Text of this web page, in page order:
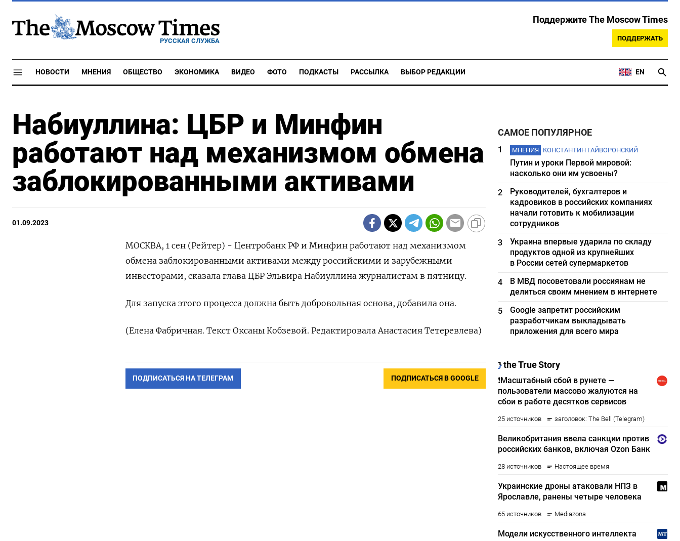
РУССКАЯ СЛУЖБА
Поддержите The Moscow Times
ПОДДЕРЖАТЬ
НОВОСТИ МНЕНИЯ ОБЩЕСТВО ЭКОНОМИКА ВИДЕО ФОТО ПОДКАСТЫ РАССЫЛКА ВЫБОР РЕДАКЦИИ EN
Набиуллина: ЦБР и Минфин
работают над механизмом обмена
заблокированными активами
01.09.2023
МОСКВА, 1 сен (Рейтер) - Центробанк РФ и Минфин работают над механизмом
обмена заблокированными активами между российскими и зарубежными
инвесторами, сказала глава ЦБР Эльвира Набиуллина журналистам в пятницу.
Для запуска этого процесса должна быть добровольная основа, добавила она.
(Елена Фабричная. Текст Оксаны Кобзевой. Редактировала Анастасия Тетеревлева)
ПОДПИСАТЬСЯ НА ТЕЛЕГРАМ ПОДПИСАТЬСЯ В GOOGLE
САМОЕ ПОПУЛЯРНОЕ
1 МНЕНИЯ КОНСТАНТИН ГАЙВОРОНСКИЙ
Путин и уроки Первой мировой:
насколько они им усвоены?
2
Руководителей, бухгалтеров и
кадровиков в российских компаниях
начали готовить к мобилизации
сотрудников
3
Украина впервые ударила по складу
продуктов одной из крупнейших
в России сетей супермаркетов
4
В МВД посоветовали россиянам не
делиться своим мнением в интернете
5
Google запретит российским
разработчикам выкладывать
приложения для всего мира